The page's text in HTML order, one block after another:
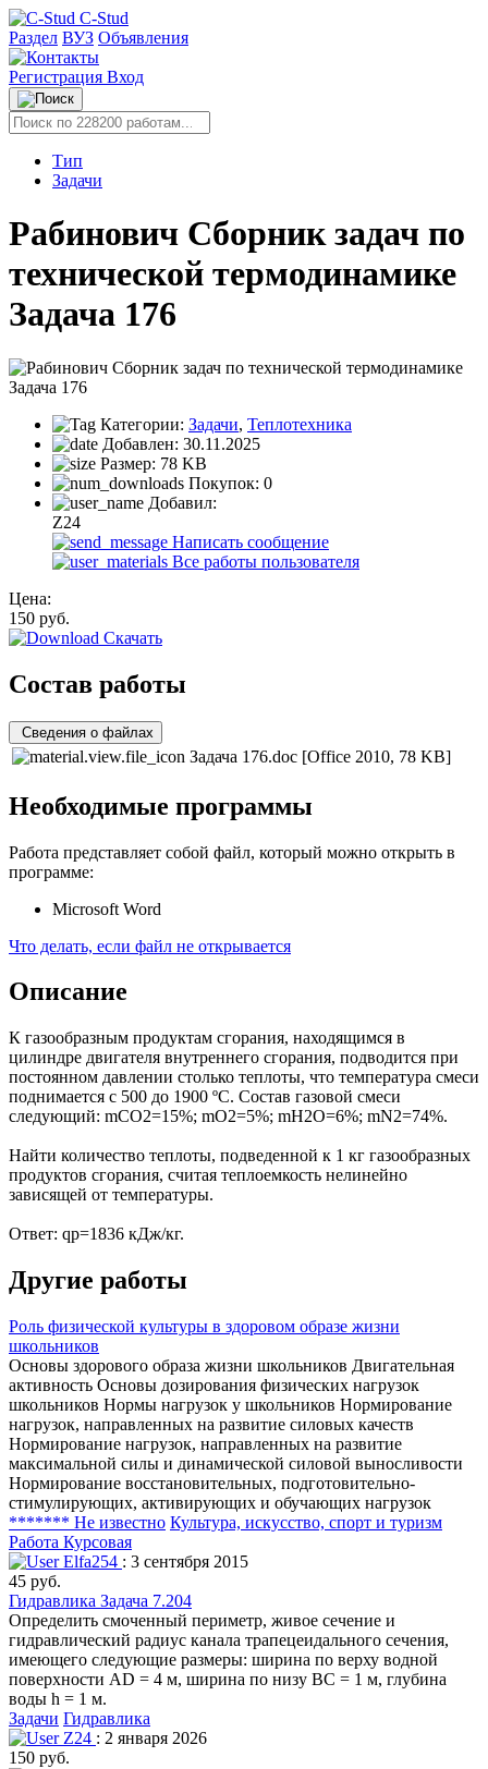
C-Stud
Раздел ВУЗ Объявления
Регистрация Вход
Тип
Задачи
Рабинович Сборник задач по
технической термодинамике
Задача 176
Категории: Задачи, Теплотехника
Добавлен: 30.11.2025
Размер: 78 KB
Покупок: 0
Добавил:
Z24
Написать сообщение
Все работы пользователя
Цена:
150 руб.
Скачать
Состав работы
Сведения о файлах
Задача 176.doc [Office 2010, 78 KB]
Необходимые программы
Работа представляет собой файл, который можно открыть в
программе:
Microsoft Word
Что делать, если файл не открывается
Описание
К газообразным продуктам сгорания, находящимся в
цилиндре двигателя внутреннего сгорания, подводится при
постоянном давлении столько теплоты, что температура смеси
поднимается с 500 до 1900 ºС. Состав газовой смеси
следующий: mСО2=15%; mO2=5%; mH2O=6%; mN2=74%.
Найти количество теплоты, подведенной к 1 кг газообразных
продуктов сгорания, считая теплоемкость нелинейно
зависящей от температуры.
Ответ: qp=1836 кДж/кг.
Другие работы
Роль физической культуры в здоровом образе жизни
школьников
Основы здорового образа жизни школьников Двигательная
активность Основы дозирования физических нагрузок
школьников Нормы нагрузок у школьников Нормирование
нагрузок, направленных на развитие силовых качеств
Нормирование нагрузок, направленных на развитие
максимальной силы и динамической силовой выносливости
Нормирование восстановительных, подготовительно-
стимулирующих, активирующих и обучающих нагрузок
******* Не известно Культура, искусство, спорт и туризм
Работа Курсовая
Elfa254 : 3 сентября 2015
45 руб.
Гидравлика Задача 7.204
Определить смоченный периметр, живое сечение и
гидравлический радиус канала трапецеидального сечения,
имеющего следующие размеры: ширина по верху водной
поверхности AD = 4 м, ширина по низу ВС = 1 м, глубина
воды h = 1 м.
Задачи Гидравлика
Z24 : 2 января 2026
150 руб.